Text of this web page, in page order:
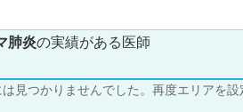
肺炎の実績がある医師
見つかりませんでした。再度エリアを